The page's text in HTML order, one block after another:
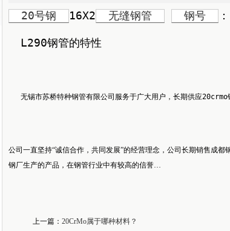
20号钢 16X2 无缝钢管 钢号
L290钢管的特性
无锡市苏桥特种钢管有限公司服务于广大用户，长期供应
公司一直坚持“诚信合作，共同发展”的经营理念，公司长期销售成
钢厂生产的产品，在钢管行业中有较高的信誉…
上一篇： 20CrMo属于哪种材料？